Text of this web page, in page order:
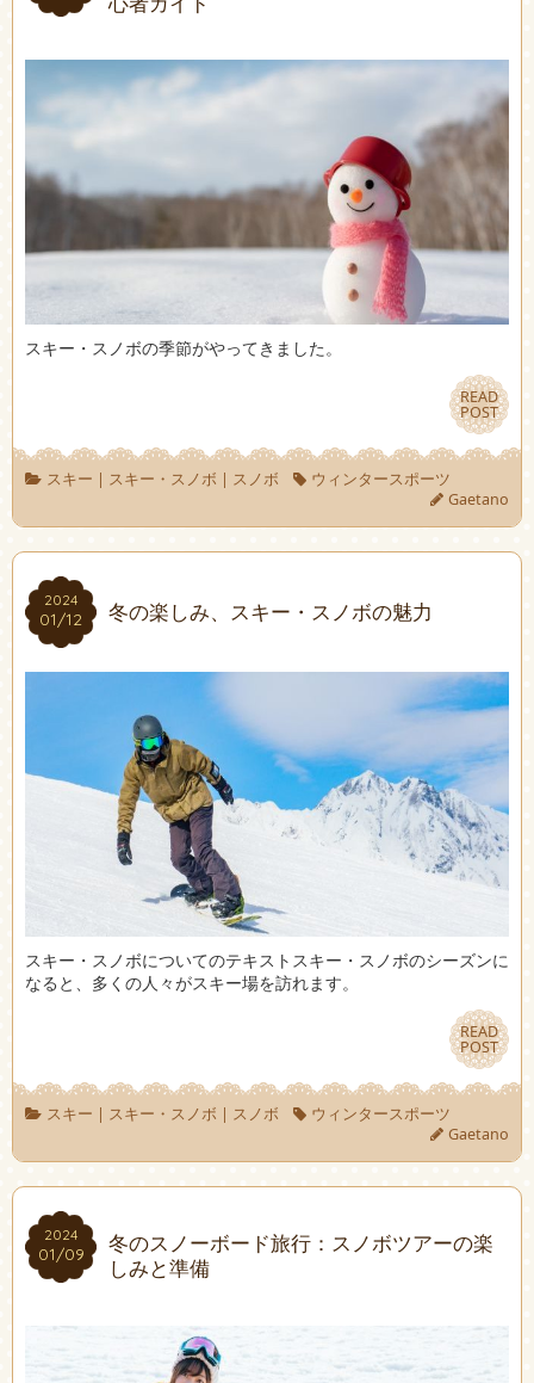
スキー・スノボの季節がやってきました。
READ
POST
READ
POST
スキー | スキー・スノボ | スノボ
ウィンタースポーツ
Gaetano
2024
01/12
2024
01/12 冬の楽しみ、スキー・スノボの魅力
スキー・スノボについてのテキストスキー・スノボのシーズンに
なると、多くの人々がスキー場を訪れます。
READ
POST
READ
POST
スキー | スキー・スノボ | スノボ
ウィンタースポーツ
Gaetano
2024
01/09
2024
01/09
冬のスノーボード旅行：スノボツアーの楽
しみと準備